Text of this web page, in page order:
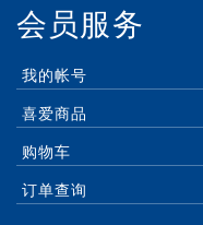
会员服务
我的帐号
喜爱商品
购物车
订单查询